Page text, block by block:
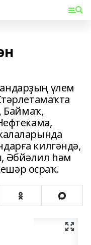
үлем
Баймаҡ,
килгәндә,
Әбйәлил һәм
осраҡ.